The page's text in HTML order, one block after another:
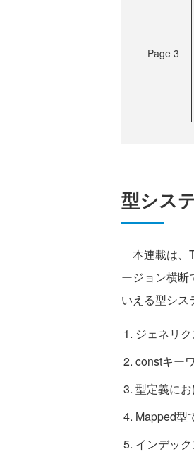
Page 3
型シス
本連載は、
ージョン横断
いえる型シス
ジェネリ
constキー
型定義に
Mapped型
インデッ